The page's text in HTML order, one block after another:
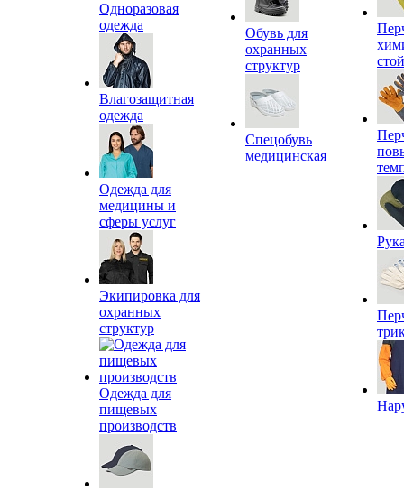
Одноразовая
одежда
Влагозащитная
одежда
Одежда для
медицины и
сферы услуг
Экипировка для
охранных
структур
Одежда для
пищевых
производств
Обувь для
охранных
структур
Спецобувь
медицинская